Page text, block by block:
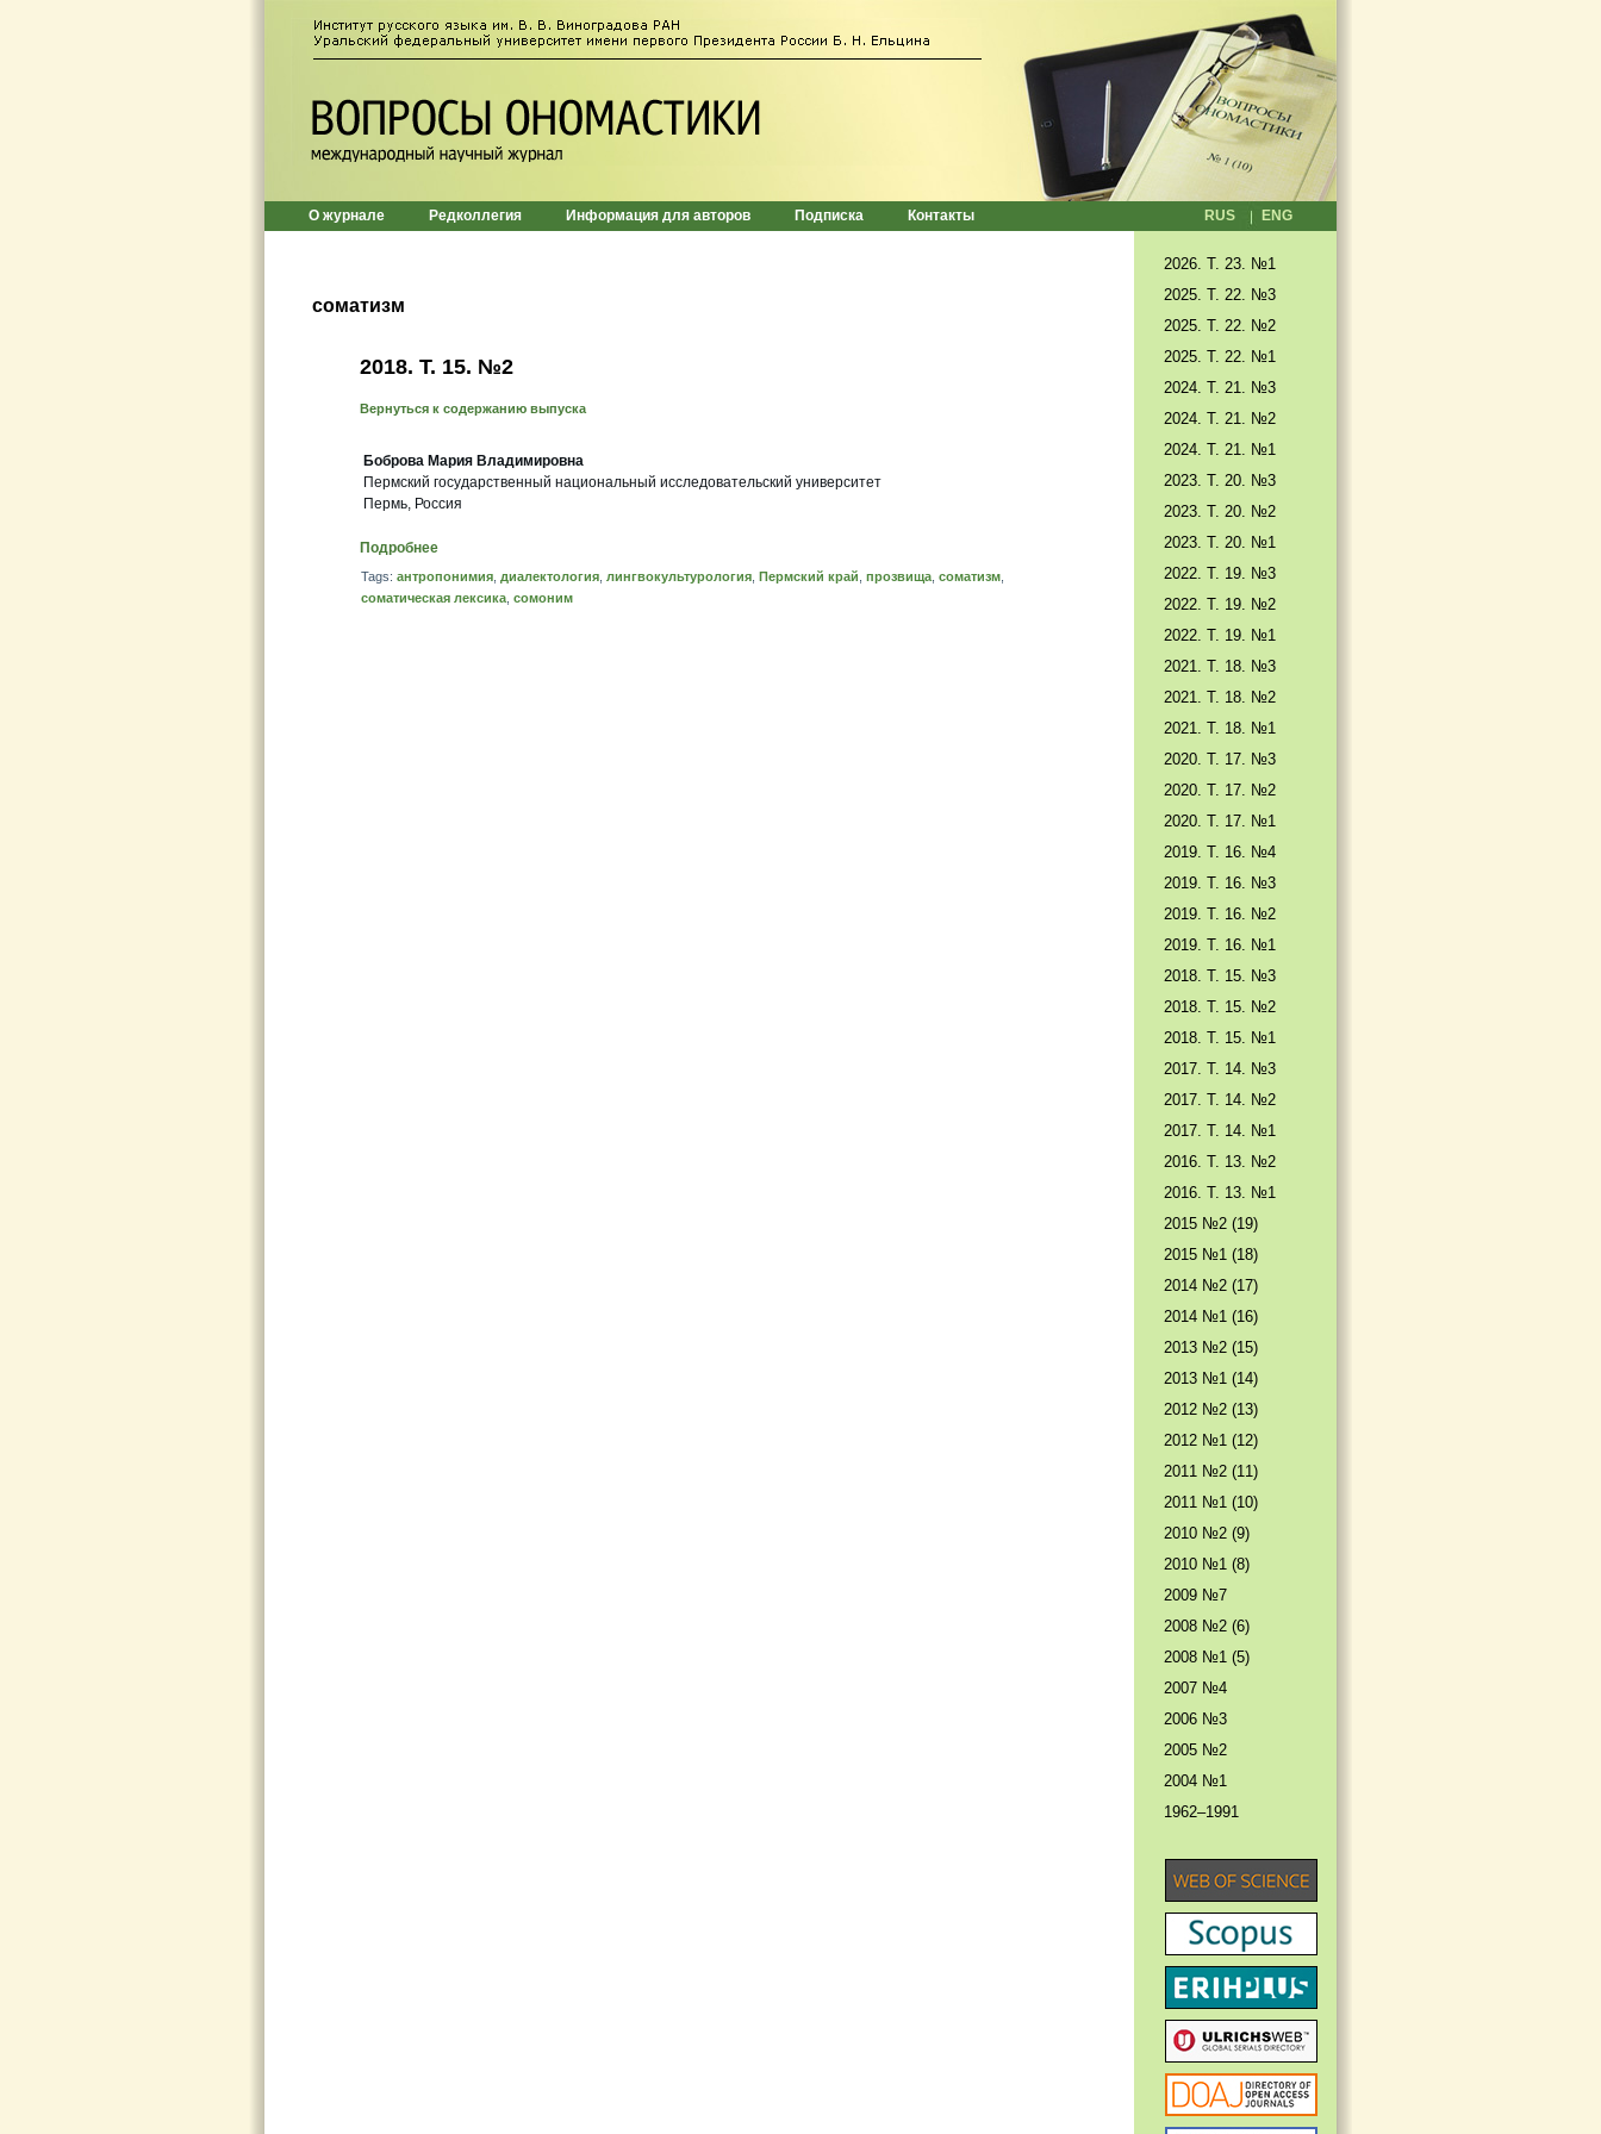
О журнале Редколлегия Информация для авторов Подписка Контакты RUS ENG
соматизм
2018. Т. 15. №2
Вернуться к содержанию выпуска
Боброва Мария Владимировна
Пермский государственный национальный исследовательский университет
Пермь, Россия
Подробнее
Tags: антропонимия диалектология лингвокультурология Пермский край прозвища соматизм
соматическая лексика сомоним
2026. T. 23. №1
2025. T. 22. №3
2025. Т. 22. №2
2025. Т. 22. №1
2024. Т. 21. №3
2024. Т. 21. №2
2024. Т. 21. №1
2023. Т. 20. №3
2023. Т. 20. №2
2023. Т. 20. №1
2022. Т. 19. №3
2022. Т. 19. №2
2022. Т. 19. №1
2021. Т. 18. №3
2021. Т. 18. №2
2021. Т. 18. №1
2020. Т. 17. №3
2020. Т. 17. №2
2020. Т. 17. №1
2019. Т. 16. №4
2019. Т. 16. №3
2019. Т. 16. №2
2019. Т. 16. №1
2018. Т. 15. №3
2018. Т. 15. №2
2018. Т. 15. №1
2017. T. 14. №3
2017. T. 14. №2
2017. T. 14. №1
2016. T. 13. №2
2016. T. 13. №1
2015 №2 (19)
2015 №1 (18)
2014 №2 (17)
2014 №1 (16)
2013 №2 (15)
2013 №1 (14)
2012 №2 (13)
2012 №1 (12)
2011 №2 (11)
2011 №1 (10)
2010 №2 (9)
2010 №1 (8)
2009 №7
2008 №2 (6)
2008 №1 (5)
2007 №4
2006 №3
2005 №2
2004 №1
1962–1991